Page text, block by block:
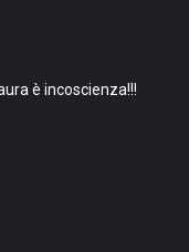
è incoscienza!!!